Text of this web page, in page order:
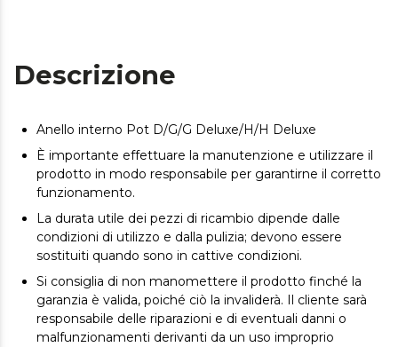
Descrizione
Anello interno Pot D/G/G Deluxe/H/H Deluxe
È importante effettuare la manutenzione e utilizzare il
prodotto in modo responsabile per garantirne il corretto
funzionamento.
La durata utile dei pezzi di ricambio dipende dalle
condizioni di utilizzo e dalla pulizia; devono essere
sostituiti quando sono in cattive condizioni.
Si consiglia di non manomettere il prodotto finché la
garanzia è valida, poiché ciò la invaliderà. Il cliente sarà
responsabile delle riparazioni e di eventuali danni o
malfunzionamenti derivanti da un uso improprio